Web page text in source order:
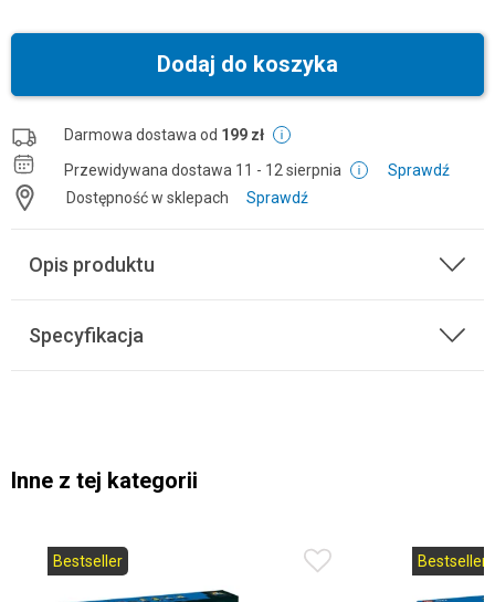
Dodaj do koszyka
Darmowa dostawa od 199 zł
Przewidywana dostawa 11 - 12 sierpnia
Sprawdź
Dostępność w sklepach
Sprawdź
Opis produktu
Specyfikacja
Inne z tej kategorii
Bestseller Bestseller